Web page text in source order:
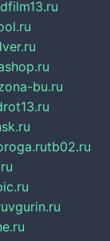
bu.ru
tb02.ru
vgurin.ru